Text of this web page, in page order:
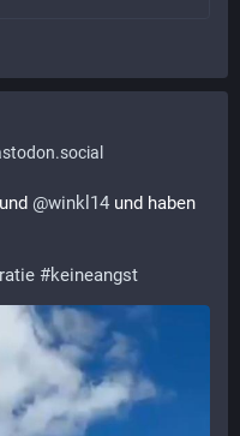
und @winkl14 und haben
#keineangst